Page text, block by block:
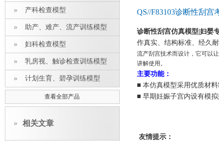
QS//F83103诊断性刮
诊断性刮宫仿真模型 |妇婴
作真实、结构标准、经久
流产刮宫技术而设计，它可以
讲解使用。
主要功能：
■ 本仿真模型采用优质材
■ 早期妊娠子宫内设有模
友情提示：
产科检查模型
助产、难产、流产训练模型
妇科检查模型
乳房视、触诊检查训练模型
计划生育、碧孕训练模型
查看全部产品
相关文章